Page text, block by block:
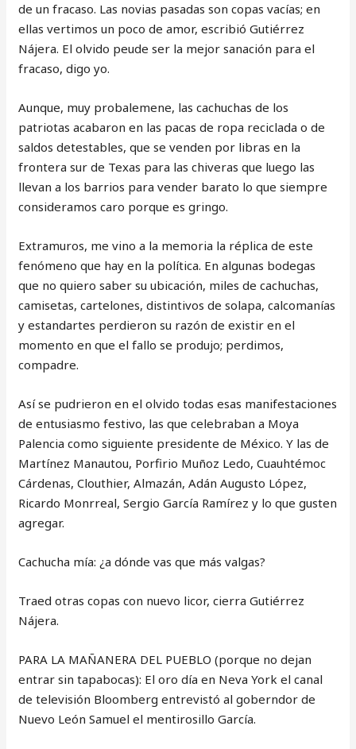
de un fracaso. Las novias pasadas son copas vacías; en
ellas vertimos un poco de amor, escribió Gutiérrez
Nájera. El olvido peude ser la mejor sanación para el
fracaso, digo yo.
Aunque, muy probalemene, las cachuchas de los
patriotas acabaron en las pacas de ropa reciclada o de
saldos detestables, que se venden por libras en la
frontera sur de Texas para las chiveras que luego las
llevan a los barrios para vender barato lo que siempre
consideramos caro porque es gringo.
Extramuros, me vino a la memoria la réplica de este
fenómeno que hay en la política. En algunas bodegas
que no quiero saber su ubicación, miles de cachuchas,
camisetas, cartelones, distintivos de solapa, calcomanías
y estandartes perdieron su razón de existir en el
momento en que el fallo se produjo; perdimos,
compadre.
Así se pudrieron en el olvido todas esas manifestaciones
de entusiasmo festivo, las que celebraban a Moya
Palencia como siguiente presidente de México. Y las de
Martínez Manautou, Porfirio Muñoz Ledo, Cuauhtémoc
Cárdenas, Clouthier, Almazán, Adán Augusto López,
Ricardo Monrreal, Sergio García Ramírez y lo que gusten
agregar.
Cachucha mía: ¿a dónde vas que más valgas?
Traed otras copas con nuevo licor, cierra Gutiérrez
Nájera.
PARA LA MAÑANERA DEL PUEBLO (porque no dejan
entrar sin tapabocas): El oro día en Neva York el canal
de televisión Bloomberg entrevistó al goberndor de
Nuevo León Samuel el mentirosillo García.